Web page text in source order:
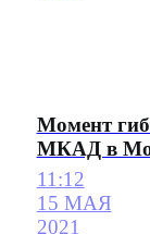
Момент
МКАД в
11:12
15 МАЯ
2021